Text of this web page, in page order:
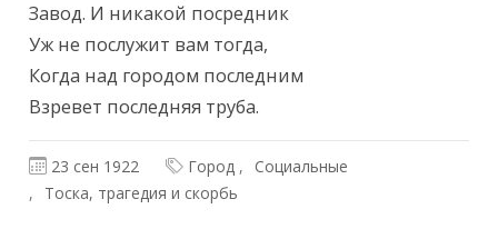
Завод. И никакой посредник
Уж не послужит вам тогда,
Когда над городом последним
Взревет последняя труба.
23 сен 1922 Город
Социальные
Тоска, трагедия и скорбь